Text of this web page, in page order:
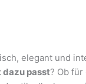
elegant und
dazu passt? Ob für